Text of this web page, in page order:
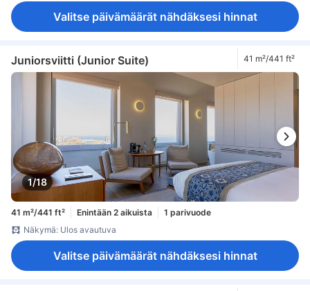
Valitse päivämäärät nähdäksesi hinnat
Juniorsviitti (Junior Suite) 41 m²/441 ft²
1/18
41 m²/441 ft² Enintään 2 aikuista
1 parivuode
Näkymä: Ulos avautuva
Valitse päivämäärät nähdäksesi hinnat